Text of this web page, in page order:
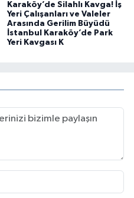
Karaköy’de Silahlı Kavga! İş
Yeri Çalışanları ve Valeler
Arasında Gerilim Büyüdü
İstanbul Karaköy’de Park
Yeri Kavgası K